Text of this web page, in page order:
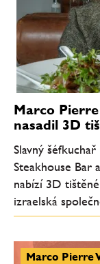
Marco
nasadil 3D
Slavný
Steakhouse Bar
nabízí 3D
izraelská